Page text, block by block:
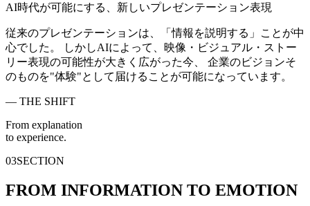
AI時代が可能にする、新しいプレゼンテーション表現
従来のプレゼンテーションは、「情報を説明する」ことが中
心でした。 しかしAIによって、映像・ビジュアル・ストー
リー表現の可能性が大きく広がった今、 企業のビジョンそ
のものを"体験"として届けることが可能になっています。
— THE SHIFT
From explanation
to experience.
03SECTION
FROM INFORMATION TO EMOTION